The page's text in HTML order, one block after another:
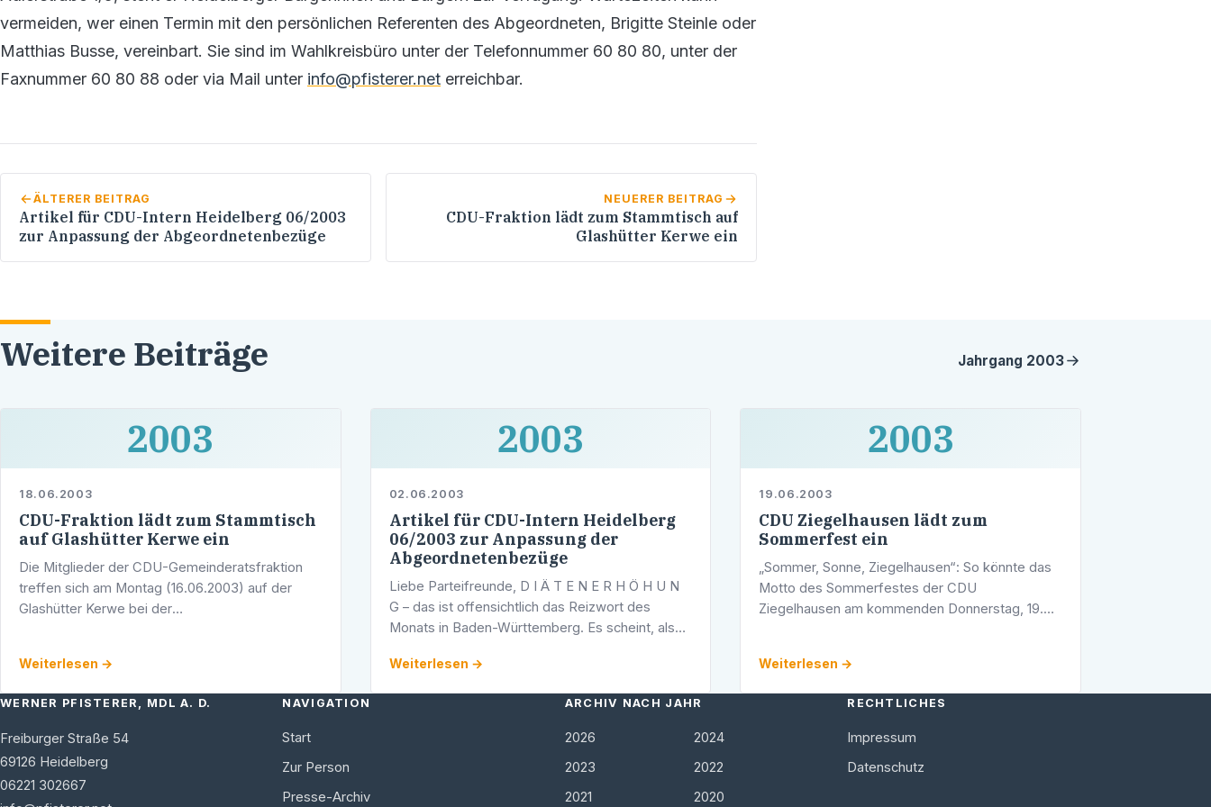
vermeiden, wer einen Termin mit den persönlichen Referenten des Abgeordneten, Brigitte Steinle oder
Matthias Busse, vereinbart. Sie sind im Wahlkreisbüro unter der Telefonnummer 60 80 80, unter der
Faxnummer 60 80 88 oder via Mail unter info@pfisterer.net erreichbar.
ÄLTERER BEITRAG
Artikel für CDU-Intern Heidelberg 06/2003
zur Anpassung der Abgeordnetenbezüge
NEUERER BEITRAG
CDU-Fraktion lädt zum Stammtisch auf
Glashütter Kerwe ein
Weitere Beiträge Jahrgang 2003
2003
18.06.2003
CDU-Fraktion lädt zum Stammtisch
auf Glashütter Kerwe ein
Die Mitglieder der CDU-Gemeinderatsfraktion
treffen sich am Montag (16.06.2003) auf der
Glashütter Kerwe bei der
Weiterlesen →
2003
02.06.2003
Artikel für CDU-Intern Heidelberg
06/2003 zur Anpassung der
Abgeordnetenbezüge
Liebe Parteifreunde, D I Ä T E N E R H Ö H U N
G – das ist offensichtlich das Reizwort des
Monats in Baden-Württemberg. Es scheint, als
gibt, die es verdient haben, …
Weiterlesen →
2003
19.06.2003
CDU Ziegelhausen lädt zum
Sommerfest ein
„Sommer, Sonne, Ziegelhausen“: So könnte das
Motto des Sommerfestes der CDU
Ziegelhausen am kommenden Donnerstag, 19.
Weiterlesen →
WERNER PFISTERER, MDL A. D.
Freiburger Straße 54
69126 Heidelberg
06221 302667
NAVIGATION
Start
Zur Person
Presse-Archiv
ARCHIV NACH JAHR
2026
2024
2023
2022
2021
2020
RECHTLICHES
Impressum
Datenschutz